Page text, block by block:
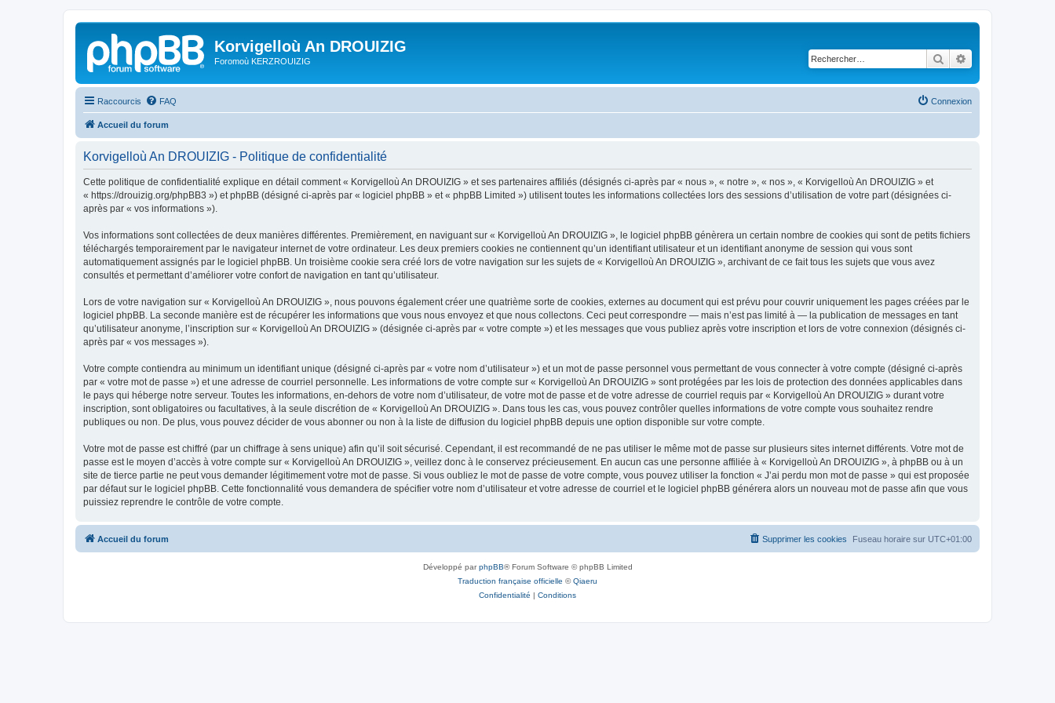
Korvigelloù An DROUIZIG
Foromoù KERZROUIZIG Rechercher
Raccourcis FAQ Connexion
Accueil du forum
Korvigelloù An DROUIZIG - Politique de confidentialité
Cette politique de confidentialité explique en détail comment « Korvigelloù An DROUIZIG » et ses partenaires affiliés (désignés ci-après par « nous », « notre », « nos », « Korvigelloù An DROUIZIG » et
« https://drouizig.org/phpBB3 ») et phpBB (désigné ci-après par « logiciel phpBB » et « phpBB Limited ») utilisent toutes les informations collectées lors des sessions d’utilisation de votre part (désignées ci-
après par « vos informations »).
Vos informations sont collectées de deux manières différentes. Premièrement, en naviguant sur « Korvigelloù An DROUIZIG », le logiciel phpBB génèrera un certain nombre de cookies qui sont de petits fichiers
téléchargés temporairement par le navigateur internet de votre ordinateur. Les deux premiers cookies ne contiennent qu’un identifiant utilisateur et un identifiant anonyme de session qui vous sont
automatiquement assignés par le logiciel phpBB. Un troisième cookie sera créé lors de votre navigation sur les sujets de « Korvigelloù An DROUIZIG », archivant de ce fait tous les sujets que vous avez
consultés et permettant d’améliorer votre confort de navigation en tant qu’utilisateur.
Lors de votre navigation sur « Korvigelloù An DROUIZIG », nous pouvons également créer une quatrième sorte de cookies, externes au document qui est prévu pour couvrir uniquement les pages créées par le
logiciel phpBB. La seconde manière est de récupérer les informations que vous nous envoyez et que nous collectons. Ceci peut correspondre — mais n’est pas limité à — la publication de messages en tant
qu’utilisateur anonyme, l’inscription sur « Korvigelloù An DROUIZIG » (désignée ci-après par « votre compte ») et les messages que vous publiez après votre inscription et lors de votre connexion (désignés ci-
après par « vos messages »).
Votre compte contiendra au minimum un identifiant unique (désigné ci-après par « votre nom d’utilisateur ») et un mot de passe personnel vous permettant de vous connecter à votre compte (désigné ci-après
par « votre mot de passe ») et une adresse de courriel personnelle. Les informations de votre compte sur « Korvigelloù An DROUIZIG » sont protégées par les lois de protection des données applicables dans
le pays qui héberge notre serveur. Toutes les informations, en-dehors de votre nom d’utilisateur, de votre mot de passe et de votre adresse de courriel requis par « Korvigelloù An DROUIZIG » durant votre
inscription, sont obligatoires ou facultatives, à la seule discrétion de « Korvigelloù An DROUIZIG ». Dans tous les cas, vous pouvez contrôler quelles informations de votre compte vous souhaitez rendre
publiques ou non. De plus, vous pouvez décider de vous abonner ou non à la liste de diffusion du logiciel phpBB depuis une option disponible sur votre compte.
Votre mot de passe est chiffré (par un chiffrage à sens unique) afin qu’il soit sécurisé. Cependant, il est recommandé de ne pas utiliser le même mot de passe sur plusieurs sites internet différents. Votre mot de
passe est le moyen d’accès à votre compte sur « Korvigelloù An DROUIZIG », veillez donc à le conservez précieusement. En aucun cas une personne affiliée à « Korvigelloù An DROUIZIG », à phpBB ou à un
site de tierce partie ne peut vous demander légitimement votre mot de passe. Si vous oubliez le mot de passe de votre compte, vous pouvez utiliser la fonction « J’ai perdu mon mot de passe » qui est proposée
par défaut sur le logiciel phpBB. Cette fonctionnalité vous demandera de spécifier votre nom d’utilisateur et votre adresse de courriel et le logiciel phpBB générera alors un nouveau mot de passe afin que vous
puissiez reprendre le contrôle de votre compte.
Accueil du forum Fuseau horaire sur UTC+01:00
Supprimer les cookies
Développé parphpBB® Forum Software © phpBB Limited
Traduction française officielle ©Qiaeru
Confidentialité | Conditions